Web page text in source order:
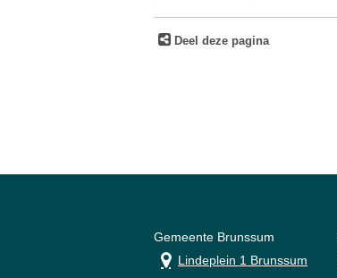
Deel deze pagina
Gemeente Brunssum
Lindeplein 1 Brunssum